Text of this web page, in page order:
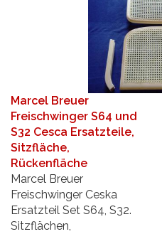
Marcel Breuer
Freischwinger S64 und
S32 Cesca Ersatzteile,
Sitzfläche,
Rückenfläche
Marcel Breuer
Freischwinger Ceska
Ersatzteil Set S64, S32.
Sitzflächen,